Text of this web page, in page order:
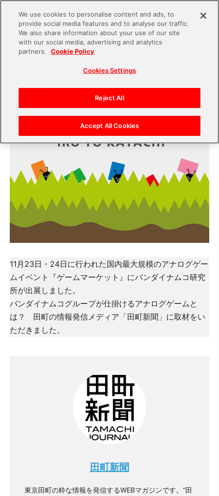
2019.12.12
んなで遊べるアナログゲーム「イロトカタチ」
11月23日・24日に行われた国内最大規模のアナログゲー
ムイベント『ゲームマーケット』にバンダイナムコ研究
所が出展しました。
バンダイナムコグループが仕掛けるアナログゲームと
は？ 田町の情報発信メディア「田町新聞」に取材をい
ただきました。
田町新聞
東京田町の粋な情報を発信するWEBマガジンです。“田
We use cookies to personalise content and ads, to
provide social media features and to analyse our traffic.
We also share information about your use of our site
with our social media, advertising and analytics
partners.
Cookie Policy
Cookies Settings
Reject All
Accept All Cookies